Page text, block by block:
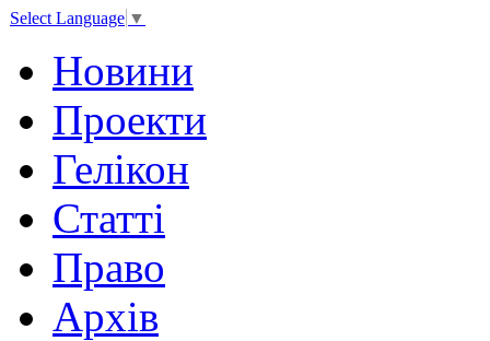
Select Language ▼
Новини
Проекти
Гелікон
Статті
Право
Архів